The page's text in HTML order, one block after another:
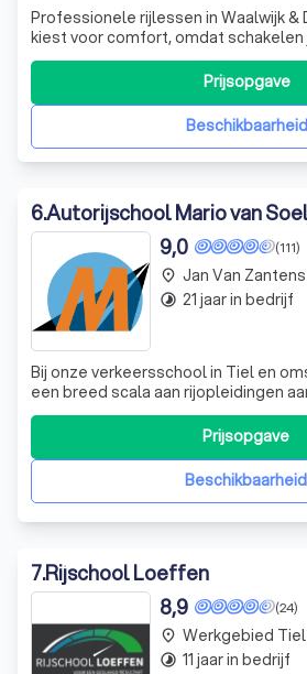
Professionele rijlessen in Waalwijk &
kiest voor comfort, omdat
omdat automaat simpelweg de
iedereen. Ook specialist in ADHD,
Beschikbaarheid
Prijsopgave
6.Autorijschool Mario van
(111)
9,0
Bij onze verkeersschool in Tiel en
een breed scala aan rijopleidingen
autorijbewijs, motorrijbewijs of
wilt halen, wij staan voor je klaar. We
als een "no-nonsense"
een efficiënte en e
Beschikbaarheid
Prijsopgave
place Jan Van
timelapse 21 jaar in bedrijf
7.Rijschool Loeffen
(24)
8,9
place Werkgebied Tiel
timelapse 11 jaar in bedrijf